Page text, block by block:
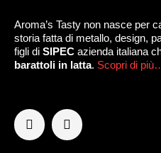
Aroma’s Tasty non nasce per
storia fatta di metallo, design,
figli di SIPEC azienda italiana
barattoli in latta. Scopri di